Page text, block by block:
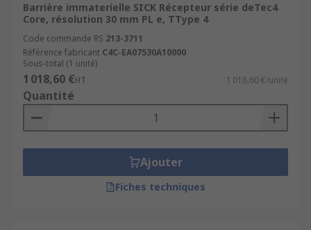
Barrière immaterielle SICK Récepteur série deTec4
Core, résolution 30 mm PL e, TType 4
Code commande RS 213-3711
Référence fabricant C4C-EA07530A10000
Sous-total (1 unité)
1 018,60 €HT 1 018,60 €/unité
Quantité
Ajouter
Fiches techniques